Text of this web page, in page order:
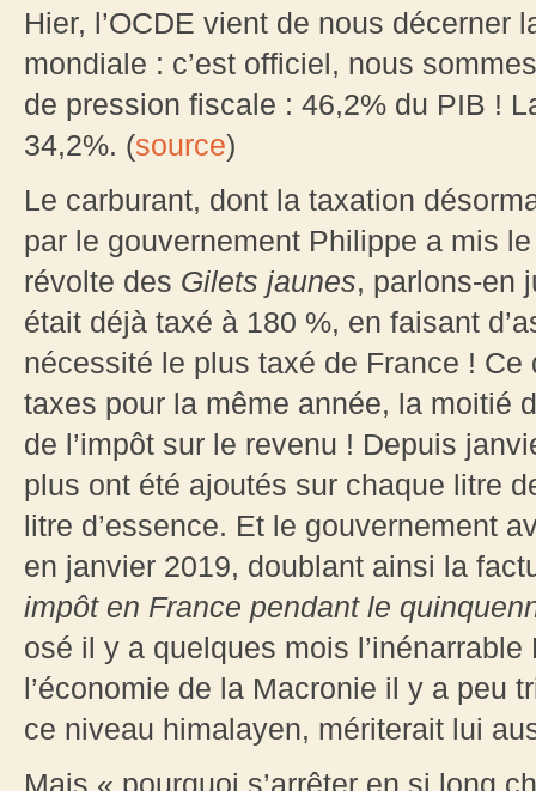
Hier, l’OCDE vient de nous décerner
mondiale : c’est officiel, nous
de pression fiscale : 46,2% du PIB !
34,2%. (source)
Le carburant, dont la taxation
par le gouvernement Philippe a mis
révolte des Gilets jaunes, parlons-en
était déjà taxé à 180 %, en faisant
nécessité le plus taxé de France ! Ce
taxes pour la même année, la moitié
de l’impôt sur le revenu ! Depuis
plus ont été ajoutés sur chaque litre
litre d’essence. Et le gouvernement
en janvier 2019, doublant ainsi la
impôt en France pendant le
osé il y a quelques mois
l’économie de la Macronie il y a peu
ce niveau himalayen, mériterait lui
Mais « pourquoi s’arrêter en si long